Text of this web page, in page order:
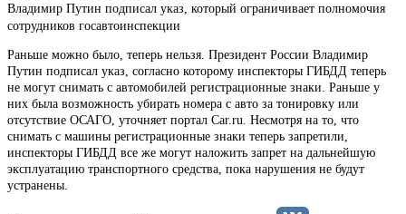
Владимир Путин подписал указ, который ограничивает полномочия
сотрудников госавтоинспекции
Раньше можно было, теперь нельзя. Президент России Владимир
Путин подписал указ, согласно которому инспекторы ГИБДД теперь
не могут снимать с автомобилей регистрационные знаки. Раньше у
них была возможность убирать номера с авто за тонировку или
отсутствие ОСАГО, уточняет портал Car.ru. Несмотря на то, что
снимать с машины регистрационные знаки теперь запретили,
инспекторы ГИБДД все же могут наложить запрет на дальнейшую
эксплуатацию транспортного средства, пока нарушения не будут
устранены.